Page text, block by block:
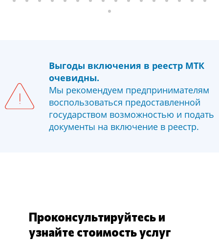
Выгоды включения в реестр МТК
очевидны.
Мы рекомендуем предпринимателям
воспользоваться предоставленной
государством возможностью и подать
документы на включение в реестр.
Проконсультируйтесь и
узнайте стоимость услуг